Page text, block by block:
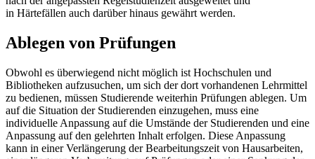
in Härtefällen auch darüber hinaus gewährt werden.
Ablegen von Prüfungen
Obwohl es überwiegend nicht möglich ist Hochschulen und
Bibliotheken aufzusuchen, um sich der dort vorhandenen Lehrmittel
zu bedienen, müssen Studierende weiterhin Prüfungen ablegen. Um
auf die Situation der Studierenden einzugehen, muss eine
individuelle Anpassung auf die Umstände der Studierenden und eine
Anpassung auf den gelehrten Inhalt erfolgen. Diese Anpassung
kann in einer Verlängerung der Bearbeitungszeit von Hausarbeiten,